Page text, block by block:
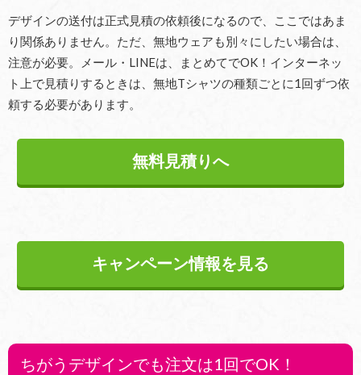
デザインの送付は正式見積の依頼後になるので、ここではあま
り関係ありません。ただ、無地ウェアも別々にしたい場合は、
注意が必要。メール・LINEは、まとめてでOK！インターネッ
ト上で見積りするときは、無地Tシャツの種類ごとに1回ずつ依
頼する必要があります。
無料見積りへ
キャンペーン情報を見る
ちがうデザインでも注文は1回でOK！